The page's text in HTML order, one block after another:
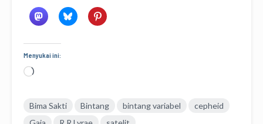
Menyukai ini:
Memuat...
Bima Sakti Bintang bintang variabel
cepheid